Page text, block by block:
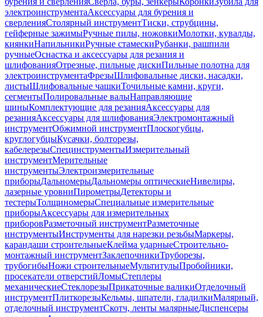
электроинструментаАксессуары для бурения и
сверленияСтолярный инструментТиски, струбцины,
гейферные зажимыРучные пилы, ножовкиМолотки, кувалды,
киянкиНапильникиРучные стамескиРубанки, рашпили
ручныеОснастка и аксессуары для резания и
шлифованияОтрезные, пильные дискиПильные полотна для
электроинструментаФрезыШлифовальные диски, насадки,
листыШлифовальные чашкиТочильные камни, круги,
сегментыПолировальные валыНаправляющие
шиныКомплектующие для резанияАксессуары для
резанияАксессуары для шлифованияЭлектромонтажный
инструментОбжимной инструментПлоскогубцы,
круглогубцыКусачки, болторезы,
кабелерезыСпецинструментыИзмерительный
инструментМерительные
инструментыЭлектроизмерительные
приборыДальномерыДальномеры оптическиеНивелиры,
лазерные уровниПирометрыДетекторы и
тестерыТолщиномерыСпециальные измерительные
приборыАксессуары для измерительных
приборовРазметочный инструментРазметочные
инструментыИнструменты для нарезки резьбыМаркеры,
карандаши строительныеКлейма ударныеСтроительно-
монтажный инструментЗаклепочникиТруборезы,
трубогибыНожи строительныеМультитулыПробойники,
просекатели отверстийЛомыСтеплеры
механическиеСтеклорезыПрикаточные валикиОтделочный
инструментПлиткорезыКельмы, шпатели, гладилкиМалярный,
отделочный инструментСкотч, ленты малярныеДиспенсеры